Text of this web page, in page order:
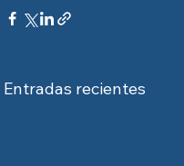
Entradas recientes